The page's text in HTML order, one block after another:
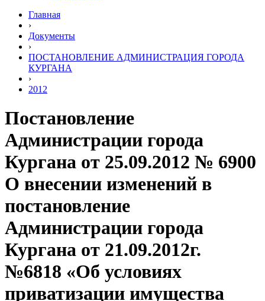
Главная
›
Документы
›
ПОСТАНОВЛЕНИЕ АДМИНИСТРАЦИЯ ГОРОДА
КУРГАНА
›
2012
Постановление
Администрации города
Кургана от 25.09.2012 № 6900
О внесении изменений в
постановление
Администрации города
Кургана от 21.09.2012г.
№6818 «Об условиях
приватизации имущества